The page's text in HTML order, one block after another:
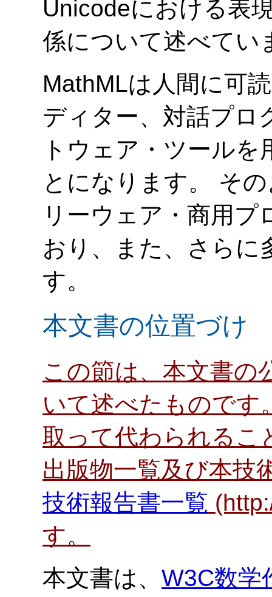
Unicodeにおける表
係について述べてい
MathMLは人間に可
ディター、対話プロ
トウェア・ツール
とになります。 そ
リーウェア・商用
おり、また、さらに
す。
本文書の位置づけ
この節は、本文書の
いて述べたものです
取って代わられるこ
出版物一覧及び本技
技術報告書一覧
す。
本文書は、 W3C数学